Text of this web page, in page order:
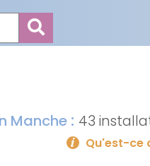
Manche : 43
Qu'est-ce